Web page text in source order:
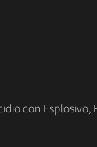
con Esplosivo,